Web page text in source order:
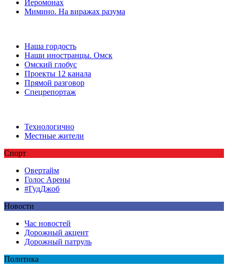
Иеромонах
Мимино. На виражах разума
Наша гордость
Наши иностранцы. Омск
Омский глобус
Проекты 12 канала
Прямой разговор
Спецрепортаж
Технологично
Местные жители
Спорт
Овертайм
Голос Арены
#ГудДжоб
Новости
Час новостей
Дорожный акцент
Дорожный патруль
Политика